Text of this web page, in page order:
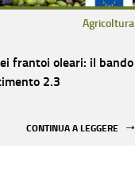
Agricoltura
frantoi oleari: il bando
2.3
CONTINUA A LEGGERE